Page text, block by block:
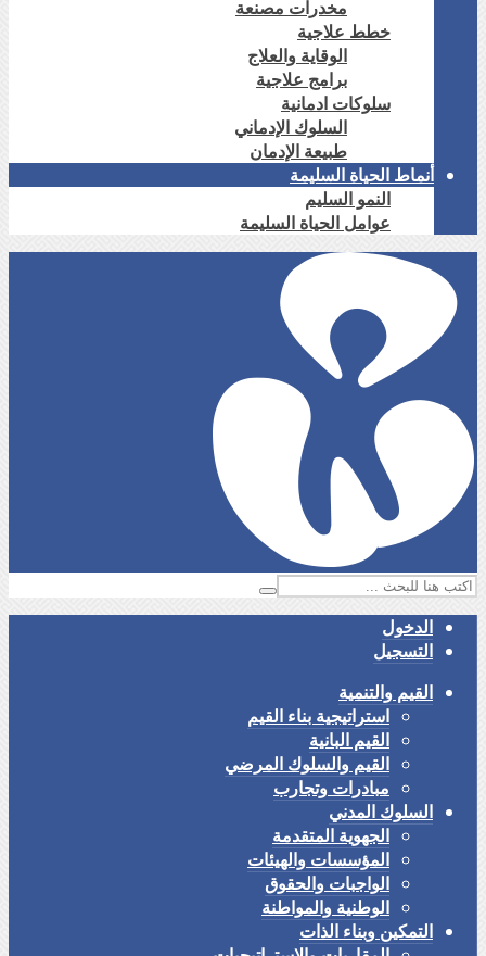
مخدرات مصنعة
خطط علاجية
الوقاية والعلاج
برامج علاجية
سلوكات ادمانية
السلوك الإدماني
طبيعة الإدمان
أنماط الحياة السليمة
النمو السليم
عوامل الحياة السليمة
الدخول
التسجيل
القيم والتنمية
استراتيجية بناء القيم
القيم البانية
القيم والسلوك المرضي
مبادرات وتجارب
السلوك المدني
الجهوية المتقدمة
المؤسسات والهيئات
الواجبات والحقوق
الوطنية والمواطنة
التمكين وبناء الذات